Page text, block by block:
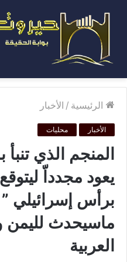
الرئيسية / الأخبار
الأخبار محليات
المنجم الذي
يعود مجدداّ
برأس إسرائيلي
ماسيحدث لليمن
العربية